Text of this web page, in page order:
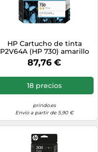
HP Cartucho de tinta
P2V64A (HP 730) amarillo
130 ml original compatible
con DNJ T1700
87,76 €
18 precios
prindo.es
Envío a partir de 5,90 €